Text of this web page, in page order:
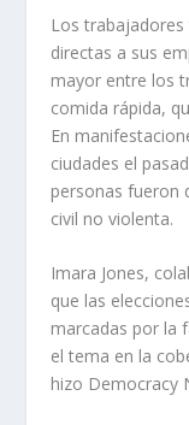
Los
directas a sus
mayor entre los
comida rápida,
En
ciudades el
personas fueron
civil no violenta.
Imara Jones,
que las
marcadas por la
el tema en la
hizo Democracy